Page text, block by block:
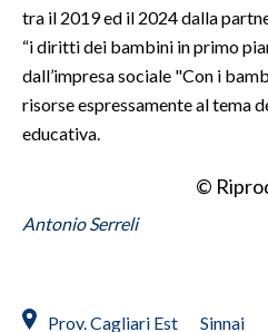
tra il 2019 ed il 2024 dalla
“i diritti dei bambini in primo
dall’impresa sociale "Con i
risorse espressamente al tema
educativa.
©
Antonio Serreli
Prov. Cagliari Est Sinnai